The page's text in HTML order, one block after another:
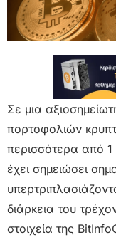
Σε μια
πορτοφολιών
περισσότερα από
έχει σημειώσει
διάρκεια του
στοιχεία της